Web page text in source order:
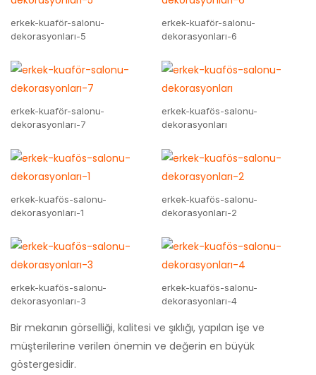
erkek-kuaför-salonu-
dekorasyonları-5
erkek-kuaför-salonu-
dekorasyonları-6
erkek-kuaför-salonu-
dekorasyonları-7
erkek-kuafös-salonu-
dekorasyonları
erkek-kuafös-salonu-
dekorasyonları-1
erkek-kuafös-salonu-
dekorasyonları-2
erkek-kuafös-salonu-
dekorasyonları-3
erkek-kuafös-salonu-
dekorasyonları-4
Bir mekanın görselliği, kalitesi ve şıklığı, yapılan işe ve
müşterilerine verilen önemin ve değerin en büyük
göstergesidir.